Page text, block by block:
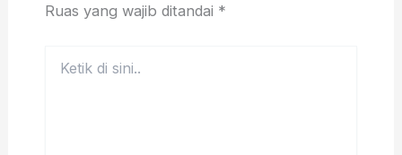
Ruas yang wajib ditandai *